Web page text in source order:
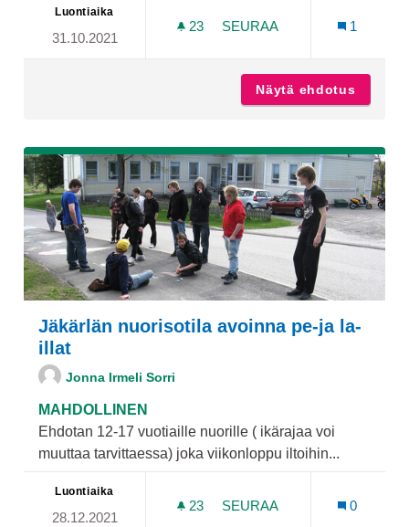
Luontiaika
31.10.2021
23 23 SEURAAJAA
SEURAA
1
Näytä ehdotus
Jäkärlän nuorisotila avoinna pe-ja la-
illat
Jonna Irmeli Sorri
MAHDOLLINEN
Ehdotan 12-17 vuotiaille nuorille ( ikärajaa voi
muuttaa tarvittaessa) joka viikonloppu iltoihin...
Luontiaika
28.12.2021
23 23 SEURAAJAA
SEURAA
0